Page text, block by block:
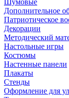
Шумовые
Дополнительное
Патриотическое
Декорации
Методический
Настольные игры
Костюмы
Настенные панели
Плакаты
Стенды
Оформление для